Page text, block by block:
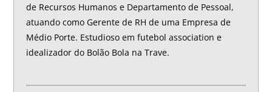
de Recursos Humanos e Departamento de Pessoal,
atuando como Gerente de RH de uma Empresa de
Médio Porte. Estudioso em futebol association e
idealizador do Bolão Bola na Trave.